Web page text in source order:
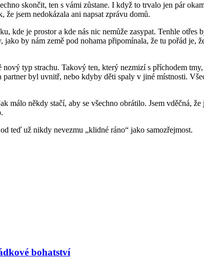
skončit, ten s vámi zůstane. I když to trvalo jen pár
že jsem nedokázala ani napsat zprávu domů.
kde je prostor a kde nás nic nemůže zasypat. Tenhle otřes
by nám země pod nohama připomínala, že tu pořád je,
typ strachu. Takový ten, který nezmizí s příchodem
byl uvnitř, nebo kdyby děti spaly v jiné místnosti.
málo někdy stačí, aby se všechno obrátilo. Jsem vděčná,
teď už nikdy nevezmu „klidné ráno“ jako samozřejmost.
bohatství